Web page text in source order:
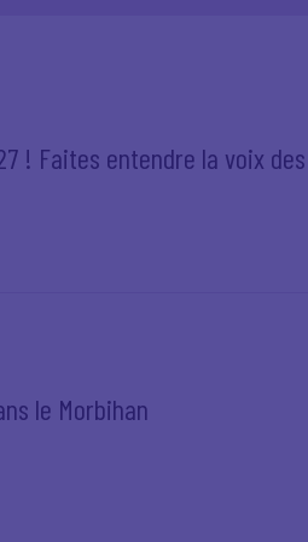
! Faites entendre la voix
le Morbihan